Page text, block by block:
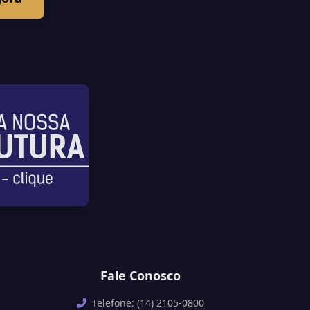
Fale Conosco
Telefone: (14) 2105-0800